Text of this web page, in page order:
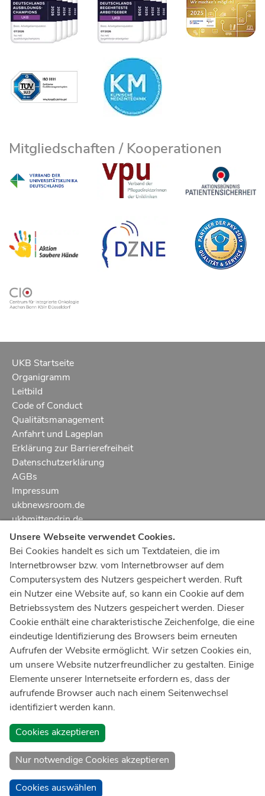
Mitgliedschaften / Kooperationen
UKB Startseite
Organigramm
Leitbild
Code of Conduct
Qualitätsmanagement
Anfahrt und Lageplan
Erklärung zur Barrierefreiheit
Datenschutzerklärung
AGBs
Impressum
ukbnewsroom.de
ukbmittendrin.de
Notruf112
Ärztlicher Notdienst116 117
Giftnotrufzentrale
Tel: +49 22819240
Notfallzentrum Bonn
Kindernotfallzentrum Bonn
UKB-Telefonzentrale
+49 228287 0
Spenden Sie online an das Universitätsklinikum Bonn
Unsere Webseite verwendet Cookies.
Bei Cookies handelt es sich um Textdateien, die im
Internetbrowser bzw. vom Internetbrowser auf dem
Computersystem des Nutzers gespeichert werden. Ruft
ein Nutzer eine Website auf, so kann ein Cookie auf dem
Betriebssystem des Nutzers gespeichert werden. Dieser
Cookie enthält eine charakteristische Zeichenfolge, die eine
eindeutige Identifizierung des Browsers beim erneuten
Aufrufen der Website ermöglicht. Wir setzen Cookies ein,
um unsere Website nutzerfreundlicher zu gestalten. Einige
Elemente unserer Internetseite erfordern es, dass der
aufrufende Browser auch nach einem Seitenwechsel
identifiziert werden kann.
Cookies akzeptieren
Nur notwendige Cookies akzeptieren
Cookies auswählen